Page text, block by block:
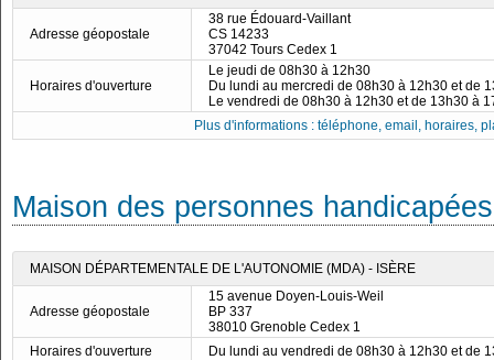
Adresse géopostale
38 rue Édouard-Vaillant
CS 14233
37042 Tours Cedex 1
Horaires d'ouverture
Le jeudi de 08h30 à 12h30
Du lundi au mercredi de 08h30 à 12h30 et de
Le vendredi de 08h30 à 12h30 et de 13h30 à
Plus d'informations : téléphone, email, horaires,
Maison des personnes
MAISON DÉPARTEMENTALE DE L'AUTONOMIE (MDA) - ISÈRE
Adresse géopostale
15 avenue Doyen-Louis-Weil
BP 337
38010 Grenoble Cedex 1
Horaires d'ouverture
Du lundi au vendredi de 08h30 à 12h30 et de